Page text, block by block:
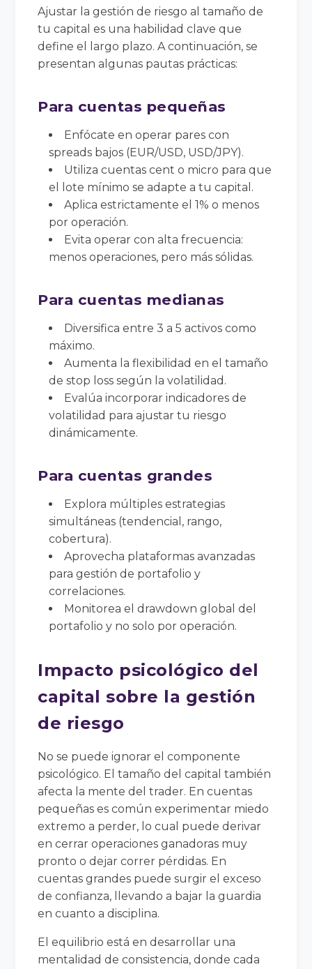
Ajustar la gestión de riesgo al tamaño de
tu capital es una habilidad clave que
define el largo plazo. A continuación, se
presentan algunas pautas prácticas:
Para cuentas pequeñas
Enfócate en operar pares con
spreads bajos (EUR/USD, USD/JPY).
Utiliza cuentas cent o micro para que
el lote mínimo se adapte a tu capital.
Aplica estrictamente el 1% o menos
por operación.
Evita operar con alta frecuencia:
menos operaciones, pero más sólidas.
Para cuentas medianas
Diversifica entre 3 a 5 activos como
máximo.
Aumenta la flexibilidad en el tamaño
de stop loss según la volatilidad.
Evalúa incorporar indicadores de
volatilidad para ajustar tu riesgo
dinámicamente.
Para cuentas grandes
Explora múltiples estrategias
simultáneas (tendencial, rango,
cobertura).
Aprovecha plataformas avanzadas
para gestión de portafolio y
correlaciones.
Monitorea el drawdown global del
portafolio y no solo por operación.
Impacto psicológico del
capital sobre la gestión
de riesgo
No se puede ignorar el componente
psicológico. El tamaño del capital también
afecta la mente del trader. En cuentas
pequeñas es común experimentar miedo
extremo a perder, lo cual puede derivar
en cerrar operaciones ganadoras muy
pronto o dejar correr pérdidas. En
cuentas grandes puede surgir el exceso
de confianza, llevando a bajar la guardia
en cuanto a disciplina.
El equilibrio está en desarrollar una
mentalidad de consistencia, donde cada